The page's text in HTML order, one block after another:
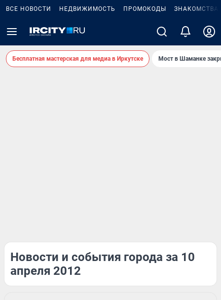
ВСЕ НОВОСТИ НЕДВИЖИМОСТЬ ПРОМОКОДЫ ЗНАКОМСТВА
Бесплатная мастерская для медиа в Иркутске Мост в Шаманке
Новости и события города за 10
апреля 2012